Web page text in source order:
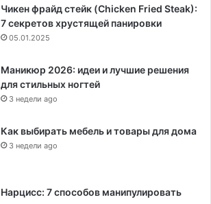
Чикен фрайд стейк (Chicken Fried Steak):
7 секретов хрустящей панировки
05.01.2025
Маникюр 2026: идеи и лучшие решения
для стильных ногтей
3 недели ago
Как выбирать мебель и товары для дома
3 недели ago
Нарцисс: 7 способов манипулировать